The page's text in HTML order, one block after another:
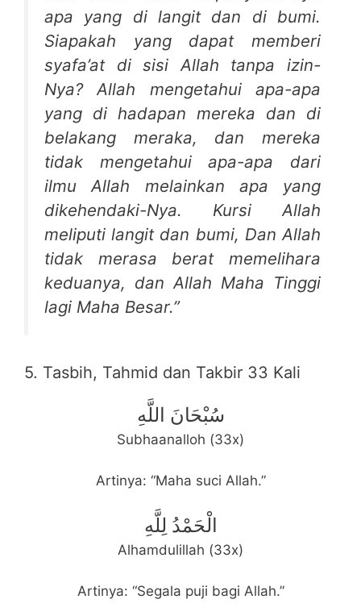
apa yang di langit dan di bumi.
Siapakah yang dapat memberi
syafa’at di sisi Allah tanpa izin-
Nya? Allah mengetahui apa-apa
yang di hadapan mereka dan di
belakang meraka, dan mereka
tidak mengetahui apa-apa dari
ilmu Allah melainkan apa yang
dikehendaki-Nya. Kursi Allah
meliputi langit dan bumi, Dan Allah
tidak merasa berat memelihara
keduanya, dan Allah Maha Tinggi
lagi Maha Besar.”
5. Tasbih, Tahmid dan Takbir 33 Kali
سُبْحَانَ اللَّهِ
Subhaanalloh (33x)
Artinya: “Maha suci Allah.”
الْحَمْدُ لِلَّهِ
Alhamdulillah (33x)
Artinya: “Segala puji bagi Allah.”